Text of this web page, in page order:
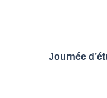
Journée